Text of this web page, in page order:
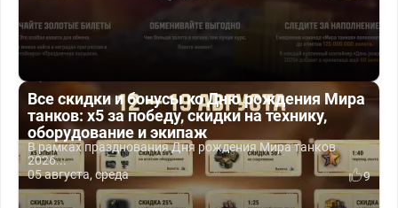
Все скидки и бонусы ко Дню рождения Мира
танков: x5 за победу, скидки на технику,
оборудование и экипаж
В рамках празднования Дня рождения Мира танков
2026...
05 августа, среда
9